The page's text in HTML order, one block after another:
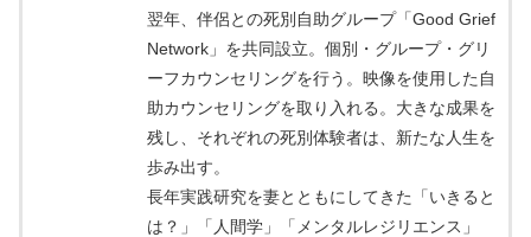
翌年、伴侶との死別自助グループ「Good Grief
Network」を共同設立。個別・グループ・グリ
ーフカウンセリングを行う。映像を使用した自
助カウンセリングを取り入れる。大きな成果を
残し、それぞれの死別体験者は、新たな人生を
歩み出す。
長年実践研究を妻とともにしてきた「いきると
は？」「人間学」「メンタルレジリエンス」